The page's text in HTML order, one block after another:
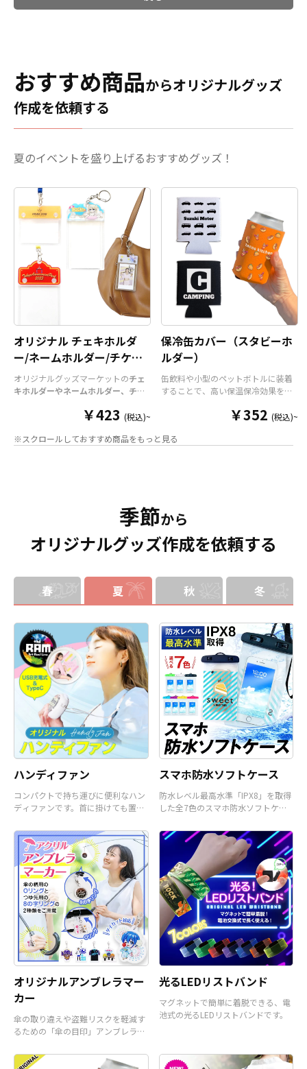
おすすめ商品からオリジナルグッズ
作成を依頼する
夏のイベントを盛り上げるおすすめグッズ！
オリジナル チェキホルダ
ー/ネームホルダー/チケッ
トホルダー
オリジナルグッズマーケットのチェ
キホルダーやネームホルダー、チケ
ダーパーツを組み合わせた今まであ
です。透明度が高く美しいアクリル
分はダイカットでデザインにあわせ
た自由な形状で制作することができ
ます。また長さ調整と安全機能が付
いたネックストラップが標準で付属
加したり、ストラップをキーホルダ
ーに変更することも可能です。 アニ
メ、エンタメ、スポーツ、官公庁、
ど様々な業界に人気です。 短納期・
小ロットでの対応も可能ですのでご
不明点がありましたら、個人のお客
様から企業・業者のかた問わずお気
軽にご相談ください。
￥423 (税込)~
保冷缶カバー（スタビーホ
ルダー）
缶飲料や小型のペットボトルに装着
することで、高い保温保冷効果を発
ダー）をOEM製作できます。使わな
携帯性に優れています。オールシー
の自社工場にて印刷いたしますの
で、短納期・小ロットでの対応が可
能です。グッズ制作の専門スタッフ
がしっかりサポートいたしますの
にご相談ください。
￥352 (税込)~
※スクロールしておすすめ商品をもっと見る
季節から
オリジナルグッズ作成を依頼する
春 夏 秋 冬
ハンディファン
コンパクトで持ち運びに便利なハン
ディファンです。首に掛けても置い
スマホ防水ソフトケース
防水レベル最高水準「IPX8」を取得
した全7色のスマホ防水ソフトケー
オリジナルアンブレラマー
カー
傘の取り違えや盗難リスクを軽減す
るための「傘の目印」アンブレラマ
光るLEDリストバンド
マグネットで簡単に着脱できる、電
池式の光るLEDリストバンドです。